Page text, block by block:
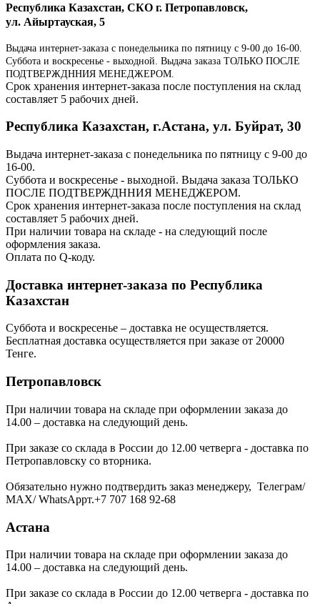
Республика Казахстан, СКО г. Петропавловск,
ул. Айыртауская, 5
Выдача интернет-заказа с понедельника по пятницу с 9-00 до 16-00.
Суббота и воскресенье - выходной. Выдача заказа ТОЛЬКО ПОСЛЕ
ПОДТВЕРЖДННИЯ МЕНЕДЖЕРОМ.
Срок хранения интернет-заказа после поступления на склад
составляет 5 рабочих дней.
Республика Казахстан, г.Астана, ул. Буйрат, 30
Выдача интернет-заказа с понедельника по пятницу с 9-00 до
16-00.
Суббота и воскресенье - выходной. Выдача заказа ТОЛЬКО
ПОСЛЕ ПОДТВЕРЖДННИЯ МЕНЕДЖЕРОМ.
Срок хранения интернет-заказа после поступления на склад
составляет 5 рабочих дней.
При наличии товара на складе - на следующий после
оформления заказа.
Оплата по Q-коду.
Доставка интернет-заказа по Республика
Казахстан
Суббота и воскресенье – доставка не осуществляется.
Бесплатная доставка осуществляется при заказе от 20000
Тенге.
Петропавловск
При наличии товара на складе при оформлении заказа до
14.00 – доставка на следующий день.
При заказе со склада в России до 12.00 четверга - доставка по
Петропавловску со вторника.
Обязательно нужно подтвердить заказ менеджеру, Телеграм/
МАХ/ WhatsAppт.+7 707 168 92-68
Астана
При наличии товара на складе при оформлении заказа до
14.00 – доставка на следующий день.
При заказе со склада в России до 12.00 четверга - доставка по